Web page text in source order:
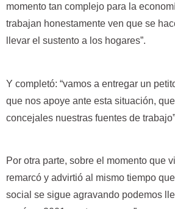
momento tan complejo para la
trabajan honestamente ven que se
llevar el sustento a los hogares”.
Y completó: “vamos a entregar un
que nos apoye ante esta situación,
concejales nuestras fuentes de
Por otra parte, sobre el momento que
remarcó y advirtió al mismo tiempo
social se sigue agravando podemos